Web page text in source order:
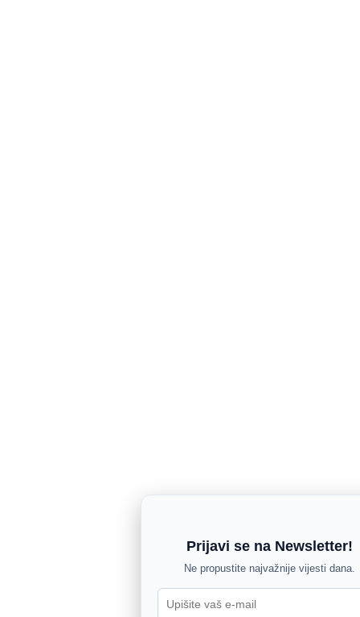
Prijavi se na Newsletter!
Ne propustite najvažnije vijesti dana.